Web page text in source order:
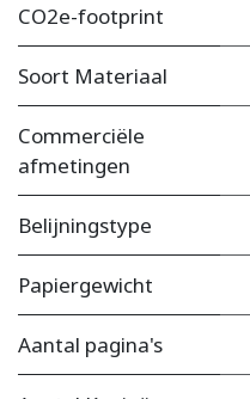
CO2e-footprint
Soort Materiaal
Commerciële
afmetingen
Belijningstype
Papiergewicht
Aantal pagina's